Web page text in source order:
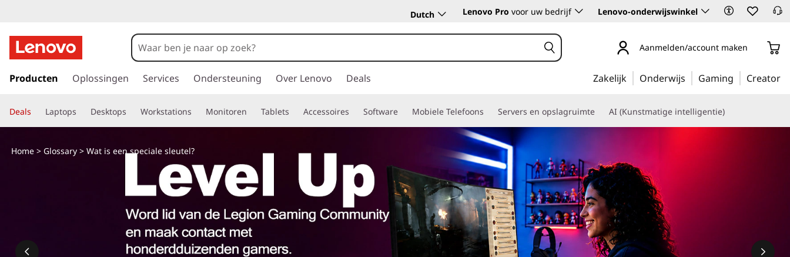
Dutch Lenovo Pro voor uw bedrijf Lenovo-onderwijswinkel
a
a
r
e
Aanmelden/account maken
Producten Oplossingen Services Ondersteuning Over Lenovo Deals Zakelijk Onderwijs Gaming Creator
Deals Laptops Desktops Workstations Monitoren Tablets Accessoires Software Mobiele Telefoons Servers en opslagruimte AI (Kunstmatige intelligentie)
Home> Glossary> Wat is een speciale sleutel?